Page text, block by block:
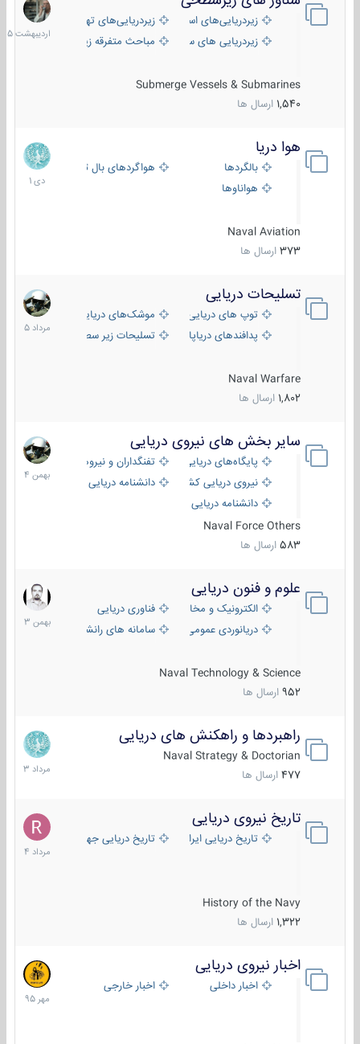
زیردریایی‌های استراتژیکزیردریایی‌های تهاجمی
زیردریایی های سبک
مباحث متفرقه زیرسطحی
Submerge Vessels & Submarines
1,540 ارسال ها
1405
هوا دریا
بالگردها
هواگردهای بال ثابت
هواناوها
Naval Aviation
373 ارسال ها
12
دی
1401
تسلیحات دریایی
توپ های دریایی
موشک‌های دریایی
پدافندهای دریاپایه
تسلیحات زیر سطحی
Naval Warfare
1,802 ارسال ها
2
مرداد
1405
سایر بخش های نیروی دریایی
پایگاه‌های دریایی
تفنگداران و نیروهای ویژه‌ی دریایی
نیروی دریایی کشورهای مختلفدانشنامه دریایی
دانشنامه دریایی کپی
Naval Force Others
583 ارسال ها
22
بهمن
1404
علوم و فنون دریایی
الکترونیک و مخابرات دریاییفناوری دریایی
دریانوردی عمومی
سامانه های رانشی دریایی
Naval Technology & Science
952 ارسال ها
6
بهمن
1403
راهبردها و راهکنش های دریایی
Naval Strategy & Doctorian
477 ارسال ها
2
مرداد
1403
تاریخ نیروی دریایی
تاریخ دریایی ایران تاریخ دریایی جهان
History of the Navy
1,322 ارسال ها
16
مرداد
1404
اخبار نیروی دریایی
اخبار داخلی اخبار خارجی
27
مهر
1395